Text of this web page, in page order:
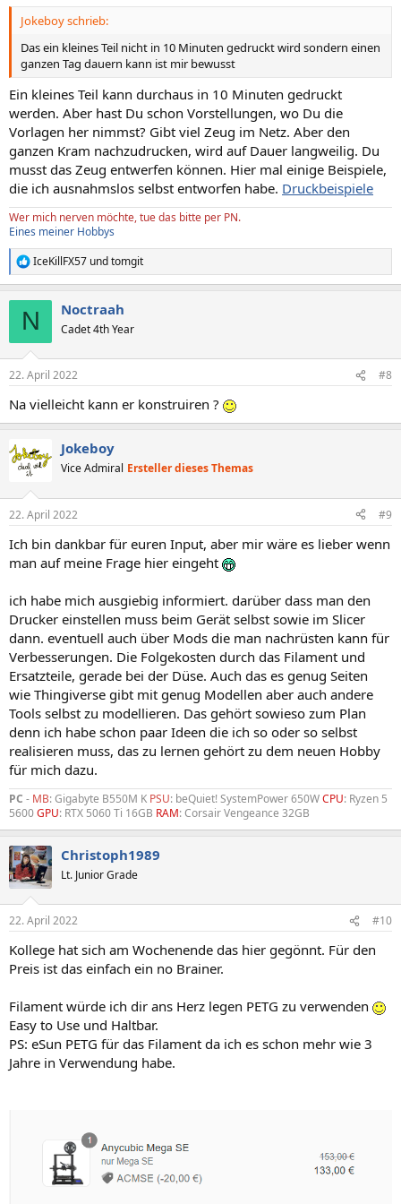
Jokeboy schrieb:
Das ein kleines Teil nicht in 10 Minuten gedruckt wird sondern einen
ganzen Tag dauern kann ist mir bewusst
Ein kleines Teil kann durchaus in 10 Minuten gedruckt
werden. Aber hast Du schon Vorstellungen, wo Du die
Vorlagen her nimmst? Gibt viel Zeug im Netz. Aber den
ganzen Kram nachzudrucken, wird auf Dauer langweilig. Du
musst das Zeug entwerfen können. Hier mal einige Beispiele,
die ich ausnahmslos selbst entworfen habe. Druckbeispiele
Wer mich nerven möchte, tue das bitte per PN.
Eines meiner Hobbys
R
e
e
:
IceKillFX57 undtomgit
N Noctraah
Cadet 4th Year
22. April 2022 #8
Na vielleicht kann er konstruiren ?
Jokeboy
Vice Admiral Ersteller dieses Themas
22. April 2022 #9
Ich bin dankbar für euren Input, aber mir wäre es lieber wenn
man auf meine Frage hier eingeht
ich habe mich ausgiebig informiert. darüber dass man den
Drucker einstellen muss beim Gerät selbst sowie im Slicer
dann. eventuell auch über Mods die man nachrüsten kann für
Verbesserungen. Die Folgekosten durch das Filament und
Ersatzteile, gerade bei der Düse. Auch das es genug Seiten
wie Thingiverse gibt mit genug Modellen aber auch andere
Tools selbst zu modellieren. Das gehört sowieso zum Plan
denn ich habe schon paar Ideen die ich so oder so selbst
realisieren muss, das zu lernen gehört zu dem neuen Hobby
für mich dazu.
PC - MB: Gigabyte B550M K PSU: beQuiet! SystemPower 650WCPU: Ryzen 5
5600GPU: RTX 5060 Ti 16GB RAM: Corsair Vengeance 32GB
Christoph1989
Lt. Junior Grade
22. April 2022 #10
Kollege hat sich am Wochenende das hier gegönnt. Für den
Preis ist das einfach ein no Brainer.
Filament würde ich dir ans Herz legen PETG zu verwenden
Easy to Use und Haltbar.
PS: eSun PETG für das Filament da ich es schon mehr wie 3
Jahre in Verwendung habe.